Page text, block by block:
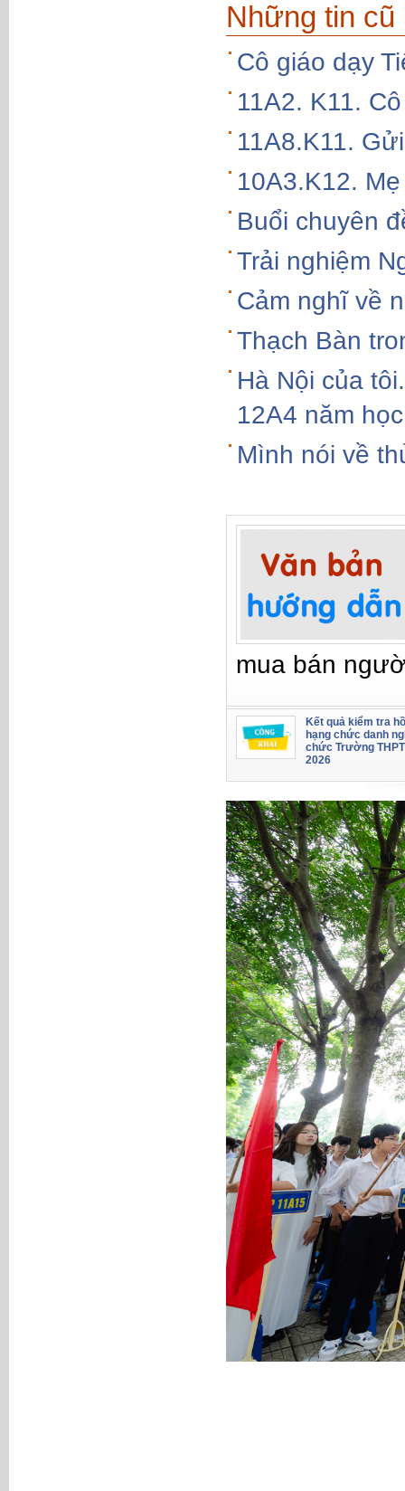
Những tin cũ
Cô giáo dạy
11A2. K11.
11A8.K11.
10A3.K12.
Buổi chuyên
Trải nghiệm
Cảm nghĩ về
Thạch Bàn
Hà Nội của
12A4 năm
Mình nói về
mua bán
Kết quả kiểm tra
hạng chức danh
chức Trường
2026